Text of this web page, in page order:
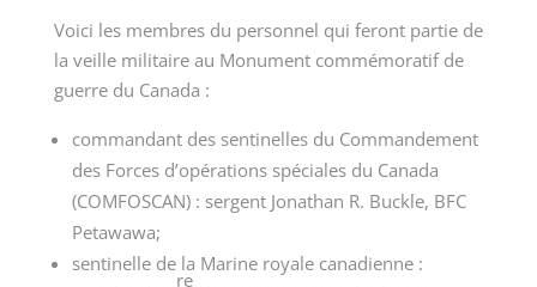
Voici les membres du personnel qui feront partie de
la veille militaire au Monument commémoratif de
guerre du Canada :
commandant des sentinelles du Commandement
des Forces d’opérations spéciales du Canada
(COMFOSCAN) : sergent Jonathan R. Buckle, BFC
Petawawa;
sentinelle de la Marine royale canadienne :
re